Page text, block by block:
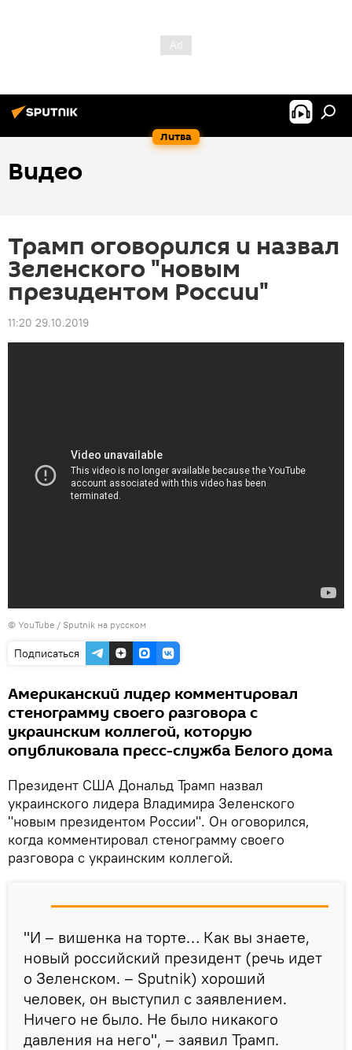
Литва
Видео
Трамп оговорился и назвал
Зеленского "новым
президентом России"
11:20 29.10.2019
© YouTube / Sputnik на русском
Подписаться
Американский лидер комментировал
стенограмму своего разговора с
украинским коллегой, которую
опубликовала пресс-служба Белого дома
Президент США Дональд Трамп назвал
украинского лидера Владимира Зеленского
"новым президентом России". Он оговорился,
когда комментировал стенограмму своего
разговора с украинским коллегой.
"И – вишенка на торте… Как вы знаете,
новый российский президент (речь идет
о Зеленском. – Sputnik) хороший
человек, он выступил с заявлением.
Ничего не было. Не было никакого
давления на него", – заявил Трамп.